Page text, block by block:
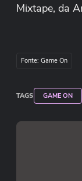
Mixtape, da
Fonte: Game On
TAGS GAME ON